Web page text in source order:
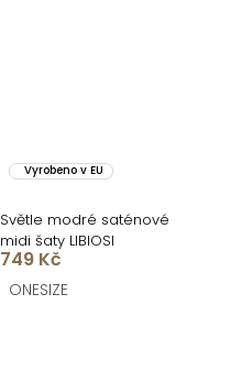
Vyrobeno v EU
Světle modré saténové
midi šaty LIBIOSI
749 Kč
ONESIZE